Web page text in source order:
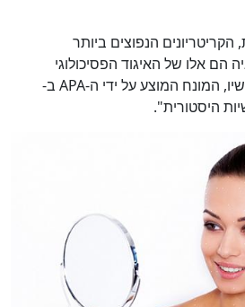
הנפוצים ביותר
הם אלו של האיגוד הפסיכולוגי
האירופאי (APA). נכון לעכשיו, המונח המוצע על ידי ה-APA ב-